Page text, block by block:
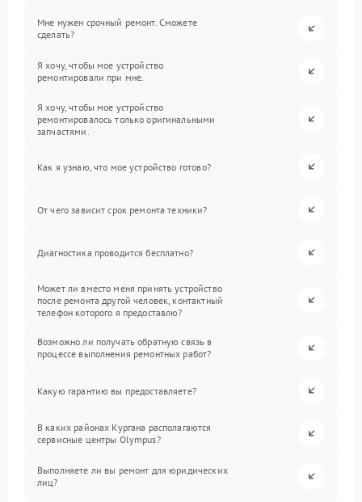
Мне нужен срочный ремонт. Сможете
сделать?
Я хочу, чтобы мое устройство
ремонтировали при мне.
Я хочу, чтобы мое устройство
ремонтировалось только оригинальными
запчастями.
Как я узнаю, что мое устройство готово?
От чего зависит срок ремонта техники?
Диагностика проводится бесплатно?
Может ли вместо меня принять устройство
после ремонта другой человек, контактный
телефон которого я предоставлю?
Возможно ли получать обратную связь в
процессе выполнения ремонтных работ?
Какую гарантию вы предоставляете?
В каких районах Кургана располагаются
сервисные центры Olympus?
Выполняете ли вы ремонт для юридических
лиц?